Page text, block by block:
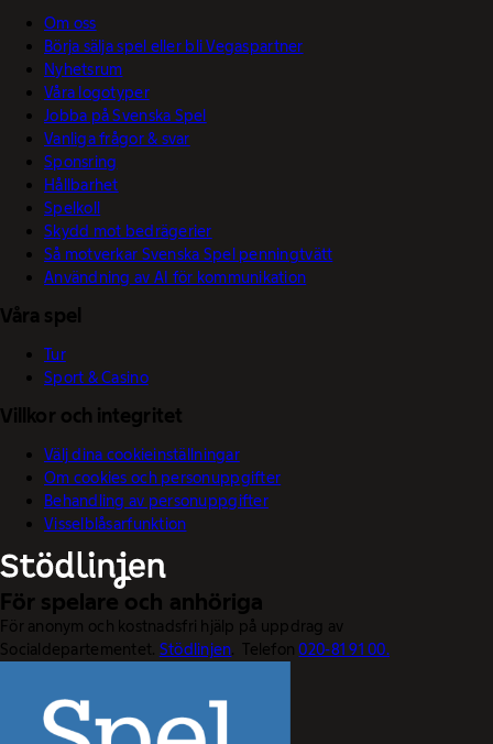
Om oss
Börja sälja spel eller bli Vegaspartner
Nyhetsrum
Våra logotyper
Jobba på Svenska Spel
Vanliga frågor & svar
Sponsring
Hållbarhet
Spelkoll
Skydd mot bedrägerier
Så motverkar Svenska Spel penningtvätt
Användning av AI för kommunikation
Våra spel
Tur
Sport & Casino
Villkor och integritet
Välj dina cookieinställningar
Om cookies och personuppgifter
Behandling av personuppgifter
Visselblåsarfunktion
För spelare och anhöriga
För anonym och kostnadsfri hjälp på uppdrag av
Socialdepartementet. Stödlinjen. Telefon020-81 91 00.